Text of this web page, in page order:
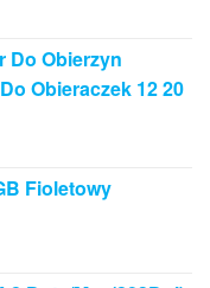
Do Obierzyn
Obieraczek 12 20
Fioletowy